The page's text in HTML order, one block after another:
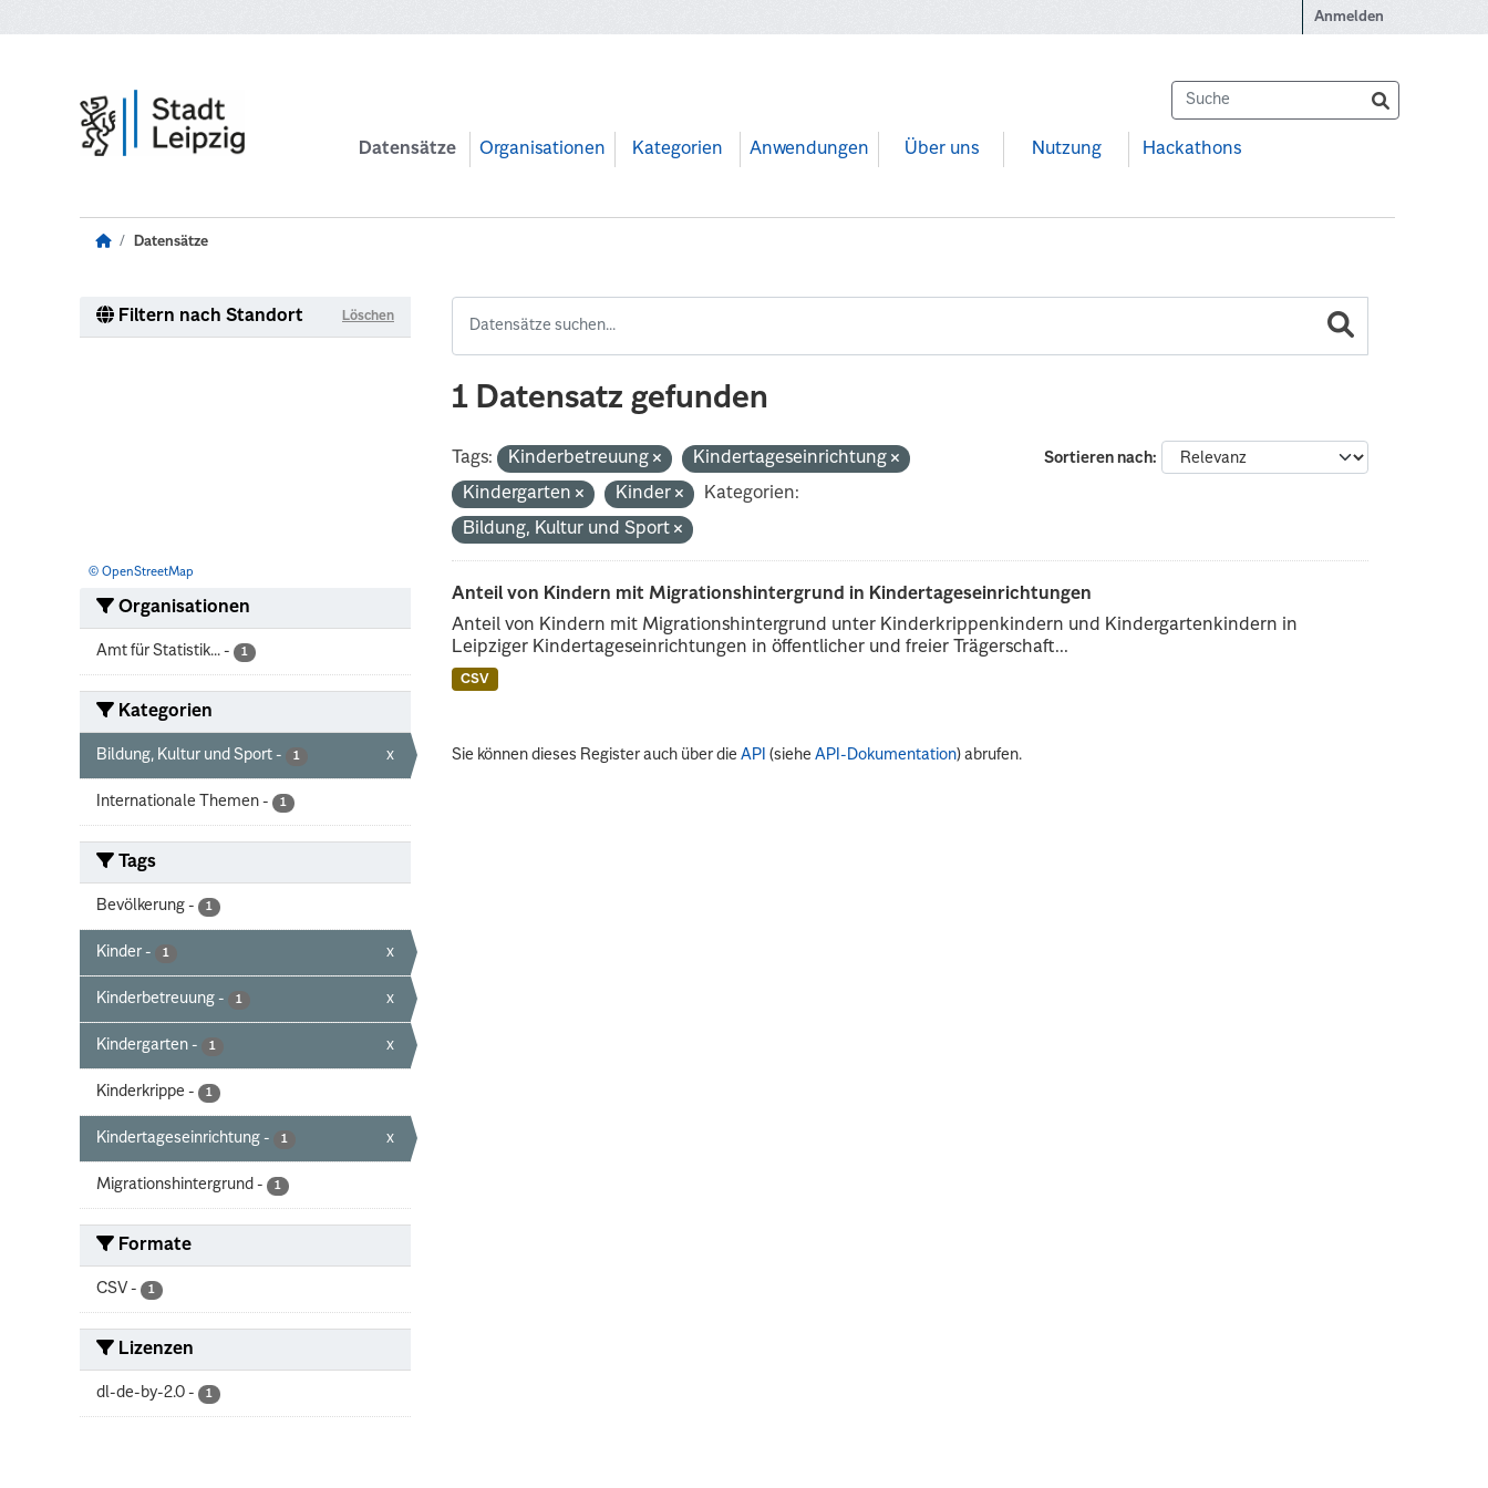
Anmelden
Datensätze Organisationen Kategorien Anwendungen Über uns Nutzung Hackathons
Datensätze
Filtern nach Standort Löschen
© OpenStreetMap
Organisationen
Amt für Statistik... - 1
Kategorien
Bildung, Kultur und Sport - 1 x
Internationale Themen - 1
Tags
Bevölkerung - 1
Kinder - 1 x
Kinderbetreuung - 1 x
Kindergarten - 1 x
Kinderkrippe - 1
Kindertageseinrichtung - 1 x
Migrationshintergrund - 1
Formate
CSV - 1
Lizenzen
dl-de-by-2.0 - 1
1 Datensatz gefunden
Sortieren nach
Tags: Kinderbetreuung
Kindertageseinrichtung
Kindergarten
Kinder
Kategorien:
Bildung, Kultur und Sport
Anteil von Kindern mit Migrationshintergrund in Kindertageseinrichtungen
Anteil von Kindern mit Migrationshintergrund unter Kinderkrippenkindern und Kindergartenkindern in
Leipziger Kindertageseinrichtungen in öffentlicher und freier Trägerschaft...
CSV
Sie können dieses Register auch über dieAPI (sieheAPI-Dokumentation) abrufen.